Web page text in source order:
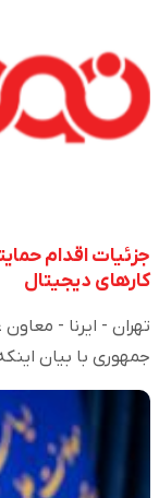
جزئیات اقدام
کارهای دیجیتال
تهران - ایرنا -
جمهوری با بیان